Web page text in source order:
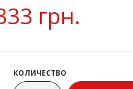
грн.
КОЛИЧЕСТВО